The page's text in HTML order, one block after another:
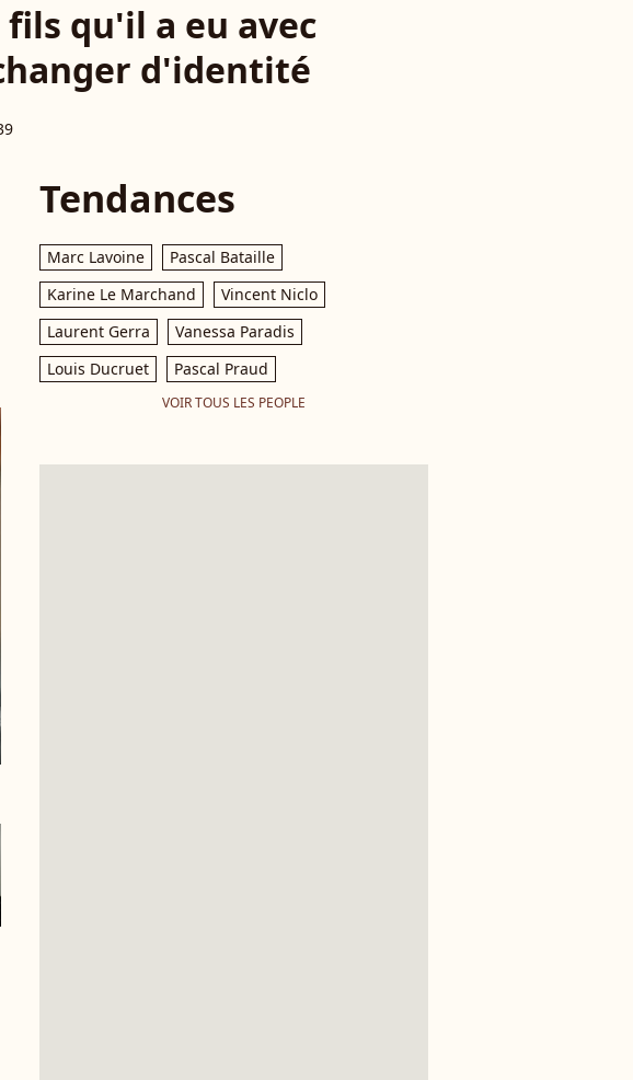
fils qu'il a eu avec
d'identité
Tendances
Marc Lavoine
Pascal Bataille
Karine Le Marchand
Vincent Niclo
Laurent Gerra
Vanessa Paradis
Louis Ducruet
Pascal Praud
VOIR TOUS LES PEOPLE